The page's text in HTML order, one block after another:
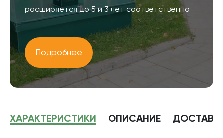
расширяется до 5 и 3 лет соответственно
Подробнее
ХАРАКТЕРИСТИКИ ОПИСАНИЕ